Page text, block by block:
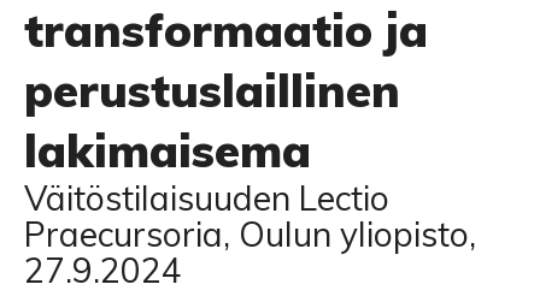
transformaatio ja
perustuslaillinen
lakimaisema
Väitöstilaisuuden Lectio
Praecursoria, Oulun yliopisto,
27.9.2024